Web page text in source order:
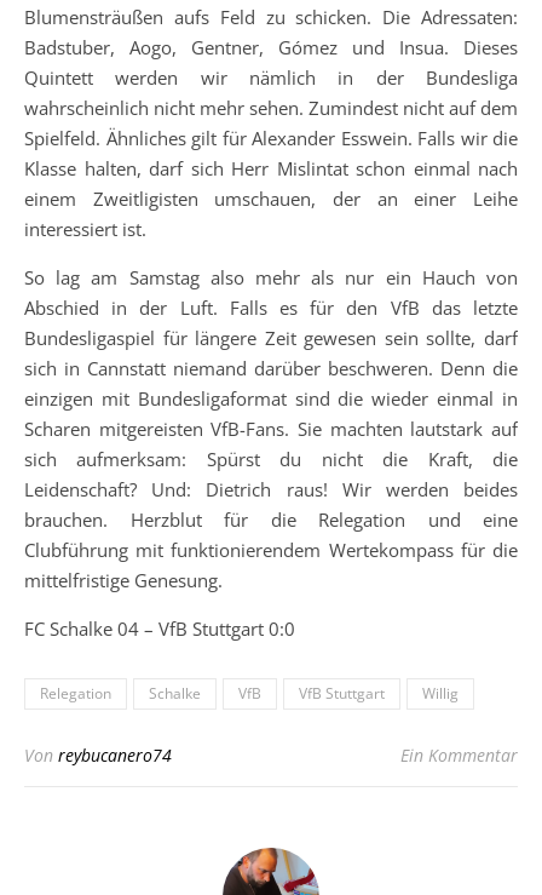
Blumensträußen aufs Feld zu schicken. Die Adressaten:
Badstuber, Aogo, Gentner, Gómez und Insua. Dieses
Quintett werden wir nämlich in der Bundesliga
wahrscheinlich nicht mehr sehen. Zumindest nicht auf dem
Spielfeld. Ähnliches gilt für Alexander Esswein. Falls wir die
Klasse halten, darf sich Herr Mislintat schon einmal nach
einem Zweitligisten umschauen, der an einer Leihe
interessiert ist.
So lag am Samstag also mehr als nur ein Hauch von
Abschied in der Luft. Falls es für den VfB das letzte
Bundesligaspiel für längere Zeit gewesen sein sollte, darf
sich in Cannstatt niemand darüber beschweren. Denn die
einzigen mit Bundesligaformat sind die wieder einmal in
Scharen mitgereisten VfB-Fans. Sie machten lautstark auf
sich aufmerksam: Spürst du nicht die Kraft, die
Leidenschaft? Und: Dietrich raus! Wir werden beides
brauchen. Herzblut für die Relegation und eine
Clubführung mit funktionierendem Wertekompass für die
mittelfristige Genesung.
FC Schalke 04 – VfB Stuttgart 0:0
Relegation Schalke VfB VfB Stuttgart Willig
Von reybucanero74 Ein Kommentar